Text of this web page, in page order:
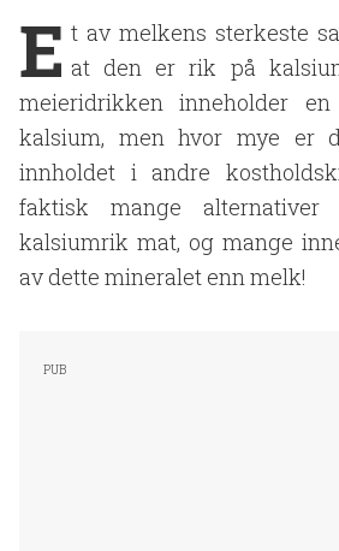
E t av melkens sterkeste
at den er rik på
meieridrikken inneholder
kalsium, men hvor mye er
innholdet i andre
faktisk mange
kalsiumrik mat, og mange
av dette mineralet enn melk!